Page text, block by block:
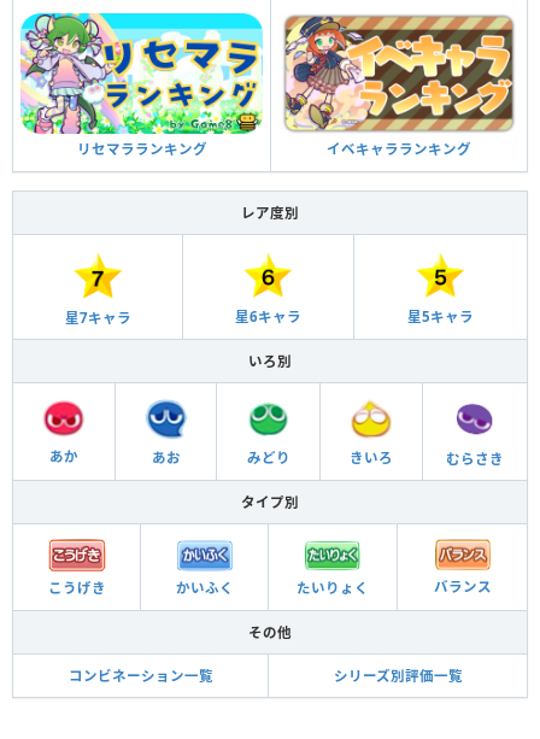
リセマラランキング イベキャラランキング
レア度別
星7キャラ 星6キャラ 星5キャラ
いろ別
あか あお みどり きいろ むらさき
タイプ別
こうげき かいふく たいりょく バランス
その他
コンビネーション一覧 シリーズ別評価一覧